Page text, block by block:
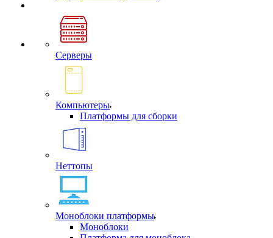
Серверы
Компьютеры
Платформы для сборки
Неттопы
Моноблоки платформы
Моноблоки